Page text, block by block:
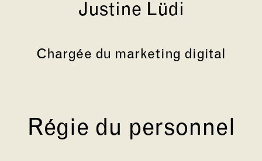
Justine Lüdi
Chargée du marketing digital
Régie du personnel